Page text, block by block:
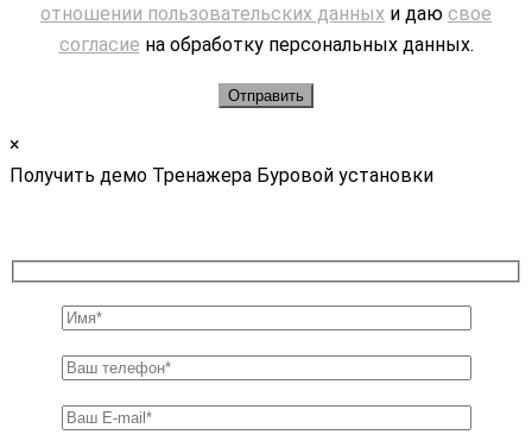
отношении пользовательских данных и даю свое
согласие на обработку персональных данных.
×
Получить демо Тренажера Буровой установки